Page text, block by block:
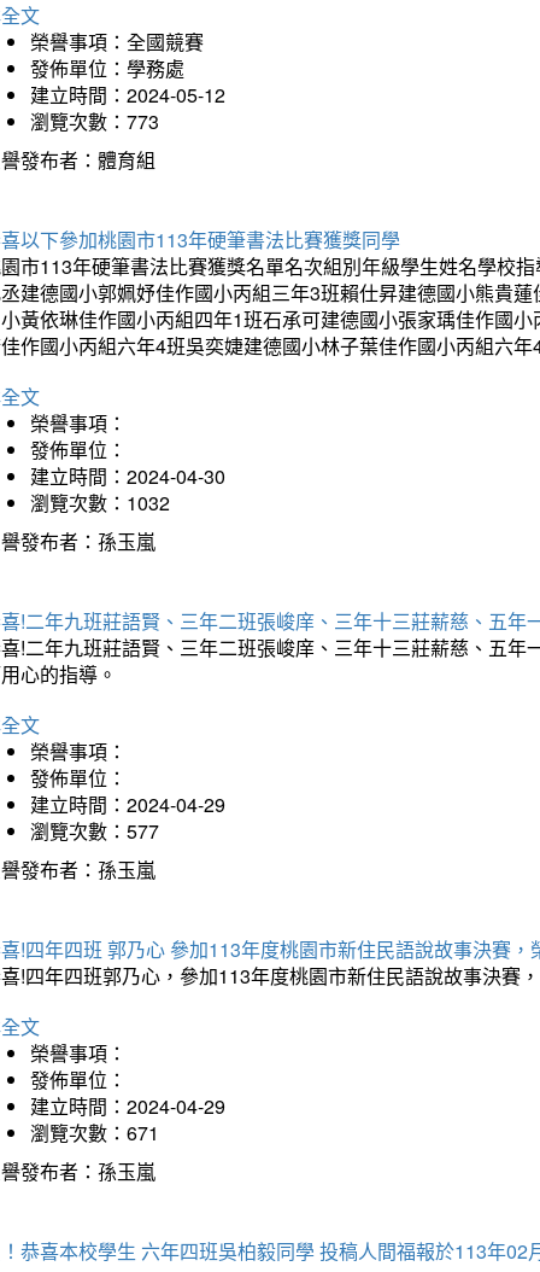
文
榮譽事項：全國競賽
發佈單位：學務處
建立時間：2024-05-12
瀏覽次數：773
發布者：體育組
以下參加桃園市113年硬筆書法比賽獲獎同學
市113年硬筆書法比賽獲獎名單名次組別年級學生姓名學校
建德國小郭姵妤佳作國小丙組三年3班賴仕昇建德國小熊貴
黃依琳佳作國小丙組四年1班石承可建德國小張家瑀佳作國
作國小丙組六年4班吳奕婕建德國小林子葉佳作國小丙組六
文
榮譽事項：
發佈單位：
建立時間：2024-04-30
瀏覽次數：1032
發布者：孫玉嵐
!二年九班莊語賢、三年二班張峻庠、三年十三莊薪慈、五
!二年九班莊語賢、三年二班張峻庠、三年十三莊薪慈、五
心的指導。
文
榮譽事項：
發佈單位：
建立時間：2024-04-29
瀏覽次數：577
發布者：孫玉嵐
!四年四班 郭乃心 參加113年度桃園市新住民語說故事決賽，
!四年四班郭乃心，參加113年度桃園市新住民語說故事決賽
文
榮譽事項：
發佈單位：
建立時間：2024-04-29
瀏覽次數：671
發布者：孫玉嵐
恭喜本校學生 六年四班吳柏毅同學 投稿人間福報於113年02